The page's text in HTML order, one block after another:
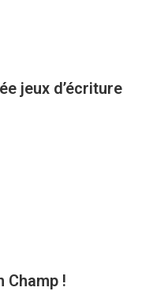
jeux d’écriture
Champ !